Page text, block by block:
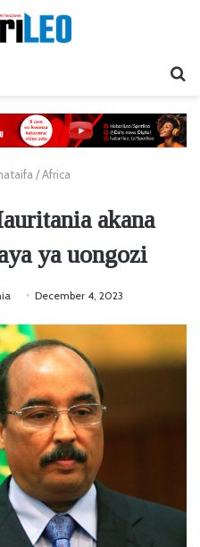
/ Africa
akana
ya uongozi
December 4, 2023